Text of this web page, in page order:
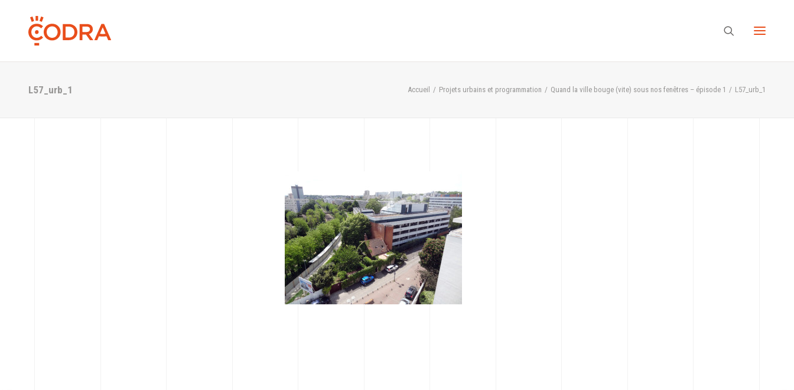
L57_urb_1 Accueil Projets urbains et programmation Quand la ville bouge (vite) sous nos fenêtres – épisode 1 L57_urb_1